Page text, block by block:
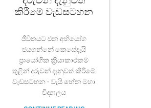
කිරීමේ වැඩසටහන
ජීවිතයට එන අභියෝග
ජයගන්නේ කෙසේදැයි
ප්‍රායෝගික ක්‍රියාකාරකම්
තුළින් දරුවන් දැනුවත් කිරීමේ
වැඩසටහන - වැයි හේන මහා
විද්‍යාලය